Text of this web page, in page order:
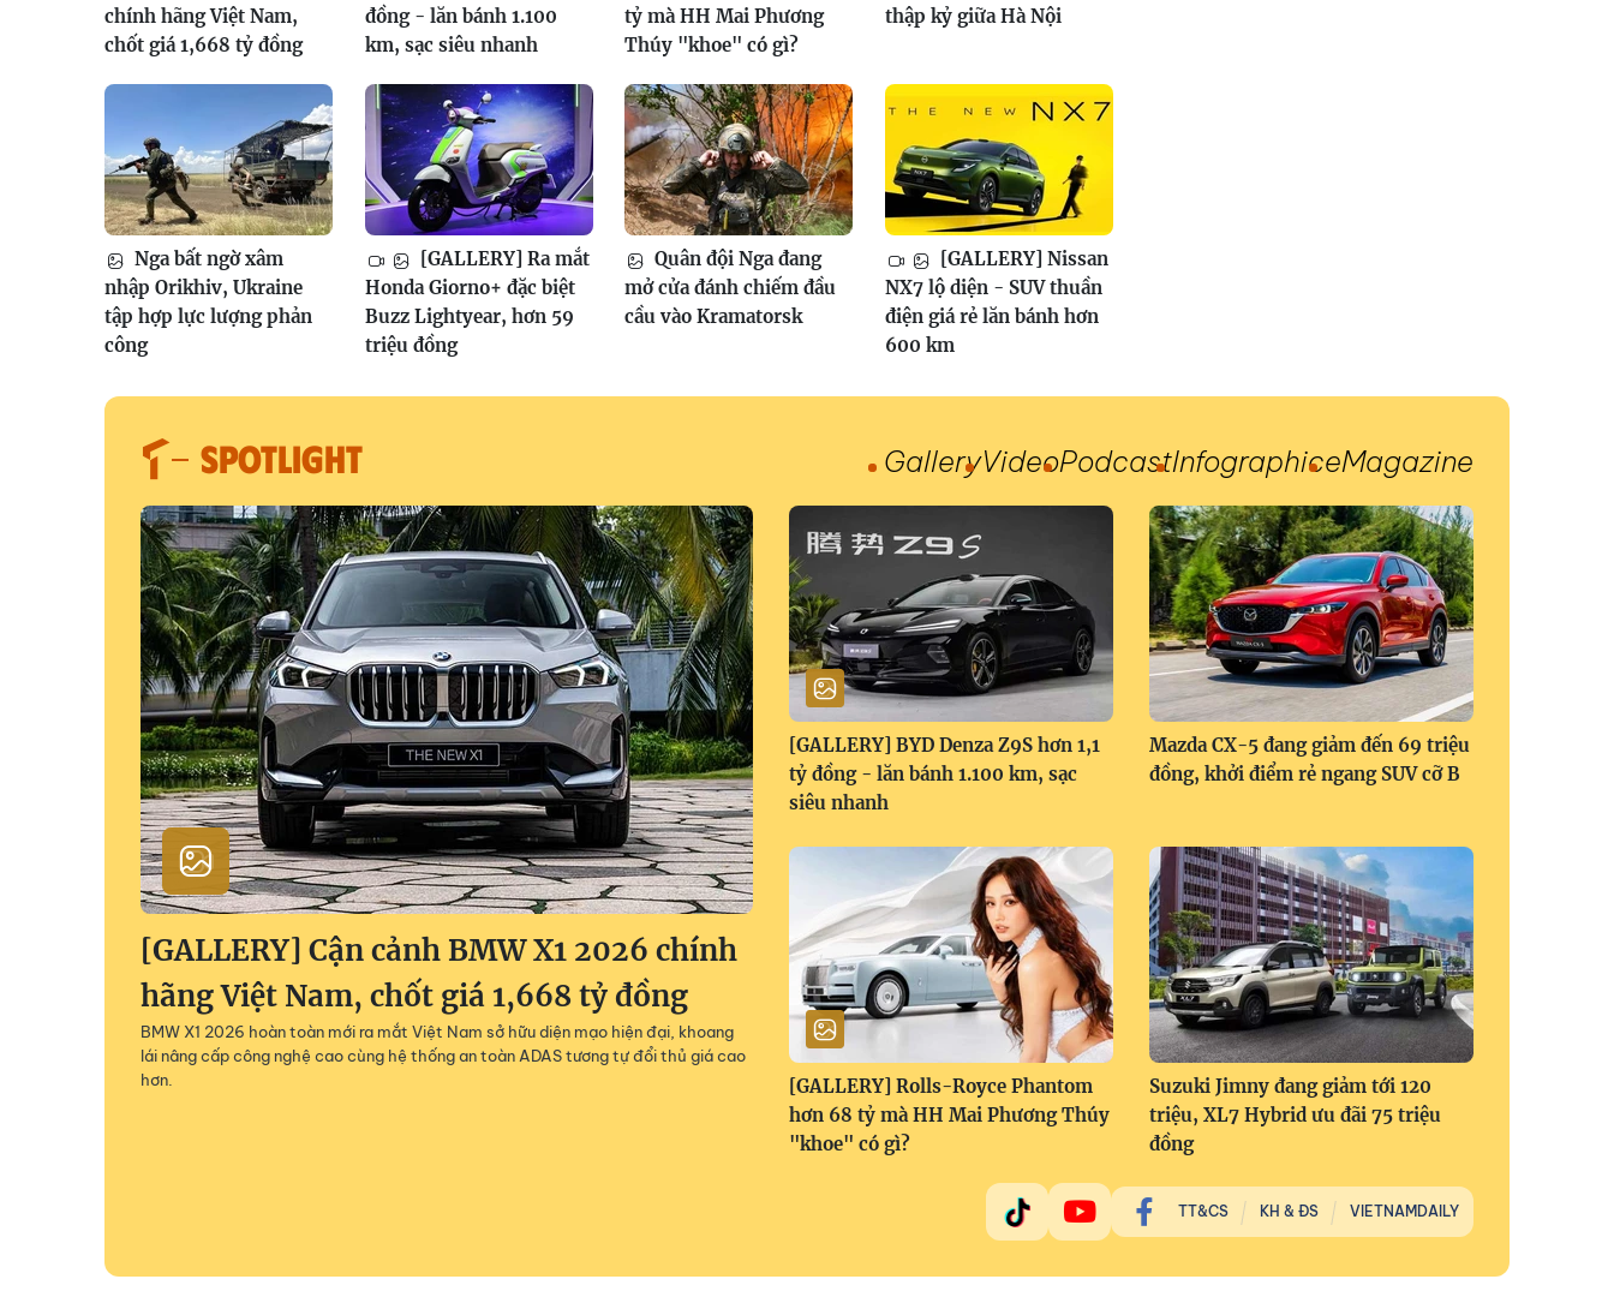
chính hãng Việt Nam,
chốt giá 1,668 tỷ đồng
đồng - lăn bánh 1.100
km, sạc siêu nhanh
tỷ mà HH Mai Phương
Thúy "khoe" có gì?
thập kỷ giữa Hà Nội
Nga bất ngờ xâm
nhập Orikhiv, Ukraine
tập hợp lực lượng phản
công
[GALLERY] Ra mắt
Honda Giorno+ đặc biệt
Buzz Lightyear, hơn 59
triệu đồng
Quân đội Nga đang
mở cửa đánh chiếm đầu
cầu vào Kramatorsk
[GALLERY] Nissan
NX7 lộ diện - SUV thuần
điện giá rẻ lăn bánh hơn
600 km
SPOTLIGHT GalleryVideoPodcastInfographiceMagazine
[GALLERY] Cận cảnh BMW X1 2026 chính
hãng Việt Nam, chốt giá 1,668 tỷ đồng
BMW X1 2026 hoàn toàn mới ra mắt Việt Nam sở hữu diện mạo hiện đại, khoang
lái nâng cấp công nghệ cao cùng hệ thống an toàn ADAS tương tự đổi thủ giá cao
hơn.
[GALLERY] BYD Denza Z9S hơn 1,1
tỷ đồng - lăn bánh 1.100 km, sạc
siêu nhanh
Mazda CX-5 đang giảm đến 69 triệu
đồng, khởi điểm rẻ ngang SUV cỡ B
[GALLERY] Rolls-Royce Phantom
hơn 68 tỷ mà HH Mai Phương Thúy
"khoe" có gì?
Suzuki Jimny đang giảm tới 120
triệu, XL7 Hybrid ưu đãi 75 triệu
đồng
TT&CS KH & ĐS VIETNAMDAILY